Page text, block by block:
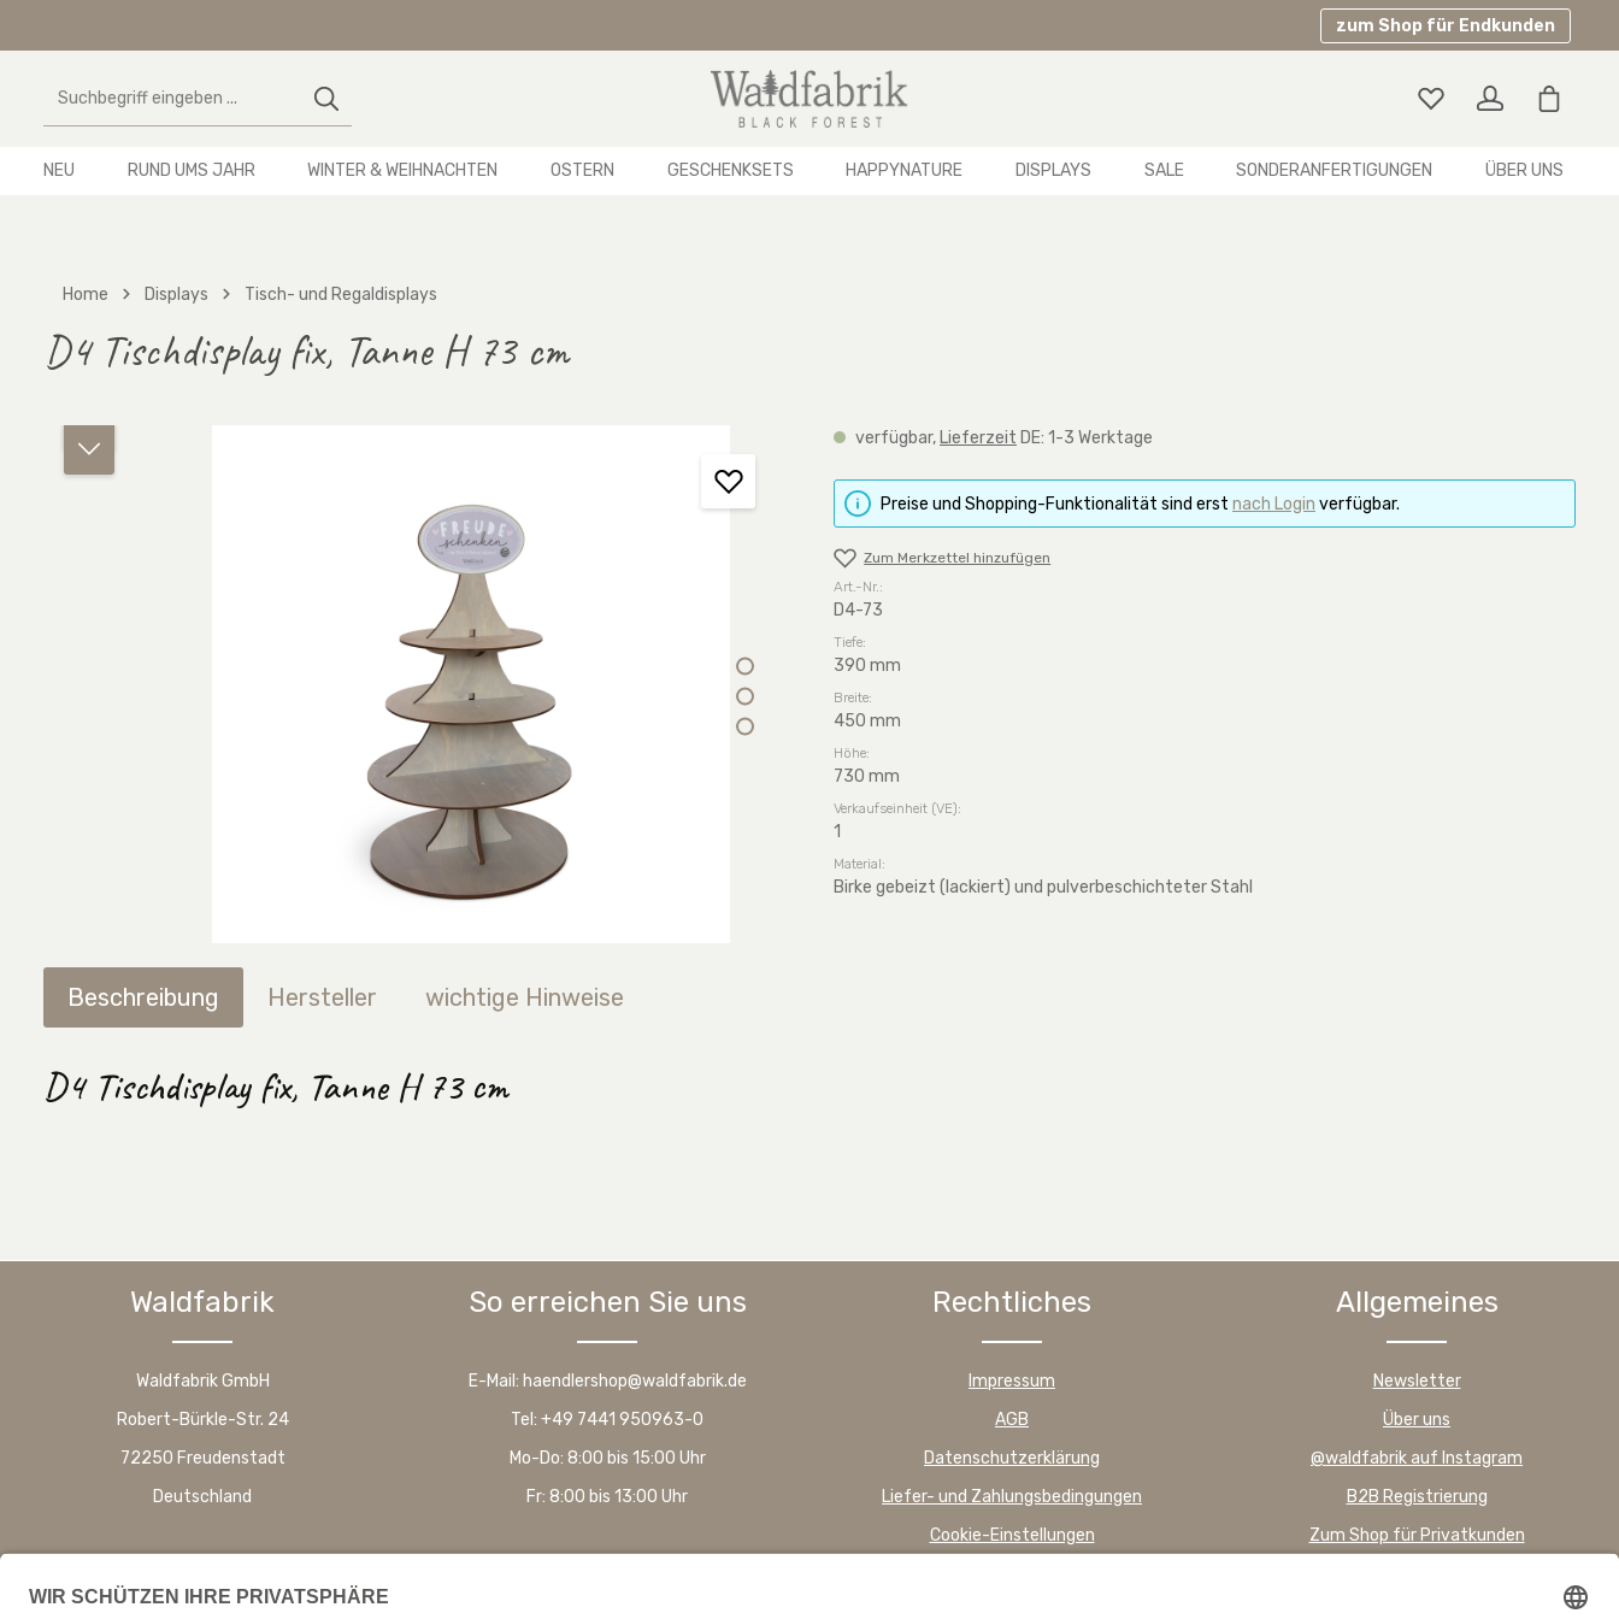
zum Shop für Endkunden
NEU RUND UMS JAHR WINTER & WEIHNACHTEN OSTERN GESCHENKSETS HAPPYNATURE DISPLAYS SALE SONDERANFERTIGUNGEN ÜBER UNS
Home Displays Tisch- und Regaldisplays
D4 Tischdisplay fix, Tanne H 73 cm
verfügbar, Lieferzeit DE: 1-3 Werktage
Preise und Shopping-Funktionalität sind erst nach Login verfügbar.
Zum Merkzettel hinzufügen
Art.-Nr.:
D4-73
Tiefe:
390 mm
Breite:
450 mm
Höhe:
730 mm
Verkaufseinheit (VE):
1
Material:
Birke gebeizt (lackiert) und pulverbeschichteter Stahl
Beschreibung Hersteller wichtige Hinweise
D4 Tischdisplay fix, Tanne H 73 cm
Waldfabrik
Waldfabrik GmbH
Robert-Bürkle-Str. 24
72250 Freudenstadt
Deutschland
So erreichen Sie uns
E-Mail: haendlershop@waldfabrik.de
Tel: +49 7441 950963-0
Mo-Do: 8:00 bis 15:00 Uhr
Fr: 8:00 bis 13:00 Uhr
Rechtliches
Impressum
AGB
Datenschutzerklärung
Liefer- und Zahlungsbedingungen
Cookie-Einstellungen
Allgemeines
Newsletter
Über uns
@waldfabrik auf Instagram
B2B Registrierung
Zum Shop für Privatkunden